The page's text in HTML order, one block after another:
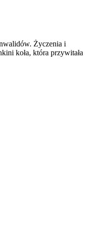
Życzenia i
koła, która przywitała